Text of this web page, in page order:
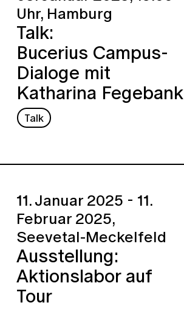
Uhr, Hamburg
Talk:
Bucerius Campus-
Dialoge mit
Katharina Fegebank
Talk
11. Januar 2025 - 11.
Februar 2025,
Seevetal-Meckelfeld
Ausstellung:
Aktionslabor auf
Tour